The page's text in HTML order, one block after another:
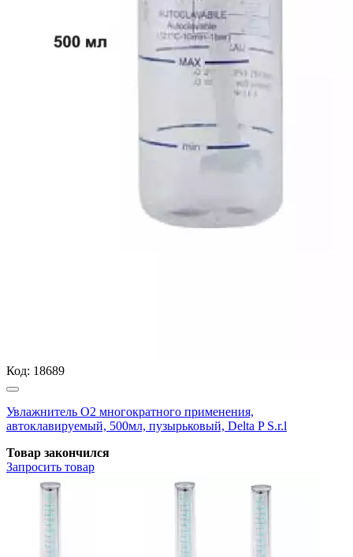
Код: 18689
Увлажнитель О2 многократного применения,
автоклавируемый, 500мл, пузырьковый, Delta P S.r.l
Товар закончился
Запросить товар